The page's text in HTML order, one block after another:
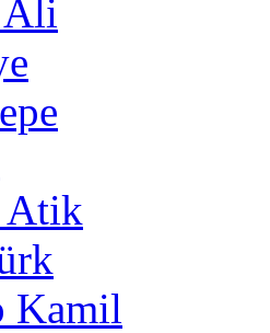
Ali
Atik
Kamil